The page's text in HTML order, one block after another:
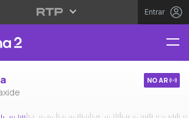
Entrar
NO AR